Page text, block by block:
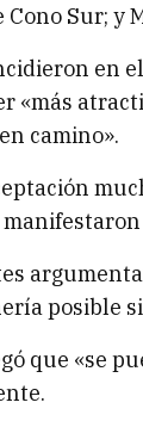
Sur; y
en
«más
camino».
posible
que «se